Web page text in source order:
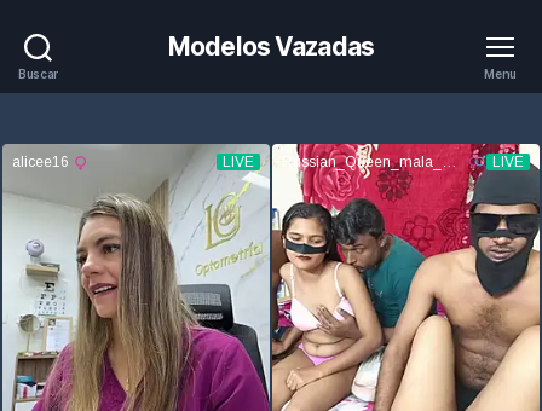
Buscar
Modelos Vazadas
Menu